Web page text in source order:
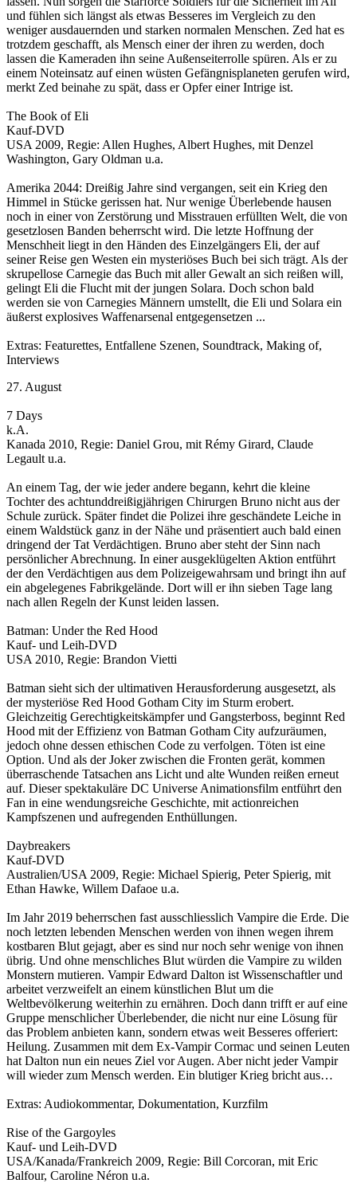
und fühlen sich längst als etwas Besseres im Vergleich zu den
weniger ausdauernden und starken normalen Menschen. Zed hat es
trotzdem geschafft, als Mensch einer der ihren zu werden, doch
lassen die Kameraden ihn seine Außenseiterrolle spüren. Als er zu
einem Noteinsatz auf einen wüsten Gefängnisplaneten gerufen wird,
merkt Zed beinahe zu spät, dass er Opfer einer Intrige ist.
The Book of Eli
Kauf-DVD
USA 2009, Regie: Allen Hughes, Albert Hughes, mit Denzel
Washington, Gary Oldman u.a.
Amerika 2044: Dreißig Jahre sind vergangen, seit ein Krieg den
Himmel in Stücke gerissen hat. Nur wenige Überlebende hausen
noch in einer von Zerstörung und Misstrauen erfüllten Welt, die von
gesetzlosen Banden beherrscht wird. Die letzte Hoffnung der
Menschheit liegt in den Händen des Einzelgängers Eli, der auf
seiner Reise gen Westen ein mysteriöses Buch bei sich trägt. Als der
skrupellose Carnegie das Buch mit aller Gewalt an sich reißen will,
gelingt Eli die Flucht mit der jungen Solara. Doch schon bald
werden sie von Carnegies Männern umstellt, die Eli und Solara ein
äußerst explosives Waffenarsenal entgegensetzen ...
Extras: Featurettes, Entfallene Szenen, Soundtrack, Making of,
Interviews
27. August
7 Days
k.A.
Kanada 2010, Regie: Daniel Grou, mit Rémy Girard, Claude
Legault u.a.
An einem Tag, der wie jeder andere begann, kehrt die kleine
Tochter des achtunddreißigjährigen Chirurgen Bruno nicht aus der
Schule zurück. Später findet die Polizei ihre geschändete Leiche in
einem Waldstück ganz in der Nähe und präsentiert auch bald einen
dringend der Tat Verdächtigen. Bruno aber steht der Sinn nach
persönlicher Abrechnung. In einer ausgeklügelten Aktion entführt
der den Verdächtigen aus dem Polizeigewahrsam und bringt ihn auf
ein abgelegenes Fabrikgelände. Dort will er ihn sieben Tage lang
nach allen Regeln der Kunst leiden lassen.
Batman: Under the Red Hood
Kauf- und Leih-DVD
USA 2010, Regie: Brandon Vietti
Batman sieht sich der ultimativen Herausforderung ausgesetzt, als
der mysteriöse Red Hood Gotham City im Sturm erobert.
Gleichzeitig Gerechtigkeitskämpfer und Gangsterboss, beginnt Red
Hood mit der Effizienz von Batman Gotham City aufzuräumen,
jedoch ohne dessen ethischen Code zu verfolgen. Töten ist eine
Option. Und als der Joker zwischen die Fronten gerät, kommen
überraschende Tatsachen ans Licht und alte Wunden reißen erneut
auf. Dieser spektakuläre DC Universe Animationsfilm entführt den
Fan in eine wendungsreiche Geschichte, mit actionreichen
Kampfszenen und aufregenden Enthüllungen.
Daybreakers
Kauf-DVD
Australien/USA 2009, Regie: Michael Spierig, Peter Spierig, mit
Ethan Hawke, Willem Dafaoe u.a.
Im Jahr 2019 beherrschen fast ausschliesslich Vampire die Erde. Die
noch letzten lebenden Menschen werden von ihnen wegen ihrem
kostbaren Blut gejagt, aber es sind nur noch sehr wenige von ihnen
übrig. Und ohne menschliches Blut würden die Vampire zu wilden
Monstern mutieren. Vampir Edward Dalton ist Wissenschaftler und
arbeitet verzweifelt an einem künstlichen Blut um die
Weltbevölkerung weiterhin zu ernähren. Doch dann trifft er auf eine
Gruppe menschlicher Überlebender, die nicht nur eine Lösung für
das Problem anbieten kann, sondern etwas weit Besseres offeriert:
Heilung. Zusammen mit dem Ex-Vampir Cormac und seinen Leuten
hat Dalton nun ein neues Ziel vor Augen. Aber nicht jeder Vampir
will wieder zum Mensch werden. Ein blutiger Krieg bricht aus…
Extras: Audiokommentar, Dokumentation, Kurzfilm
Rise of the Gargoyles
Kauf- und Leih-DVD
USA/Kanada/Frankreich 2009, Regie: Bill Corcoran, mit Eric
Balfour, Caroline Néron u.a.